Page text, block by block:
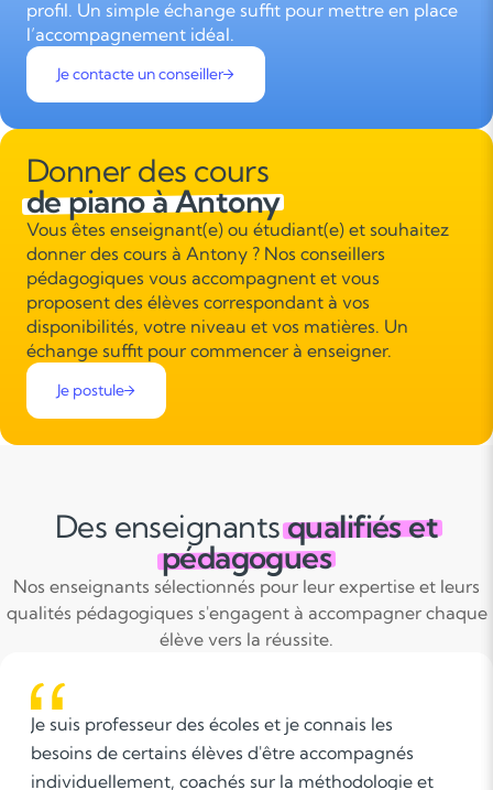
profil. Un simple échange suffit pour mettre en place
l’accompagnement idéal.
Je contacte un conseiller
Donner des cours
de piano à Antony
Vous êtes enseignant(e) ou étudiant(e) et souhaitez
donner des cours à Antony ? Nos conseillers
pédagogiques vous accompagnent et vous
proposent des élèves correspondant à vos
disponibilités, votre niveau et vos matières. Un
échange suffit pour commencer à enseigner.
Je postule
Des enseignantsqualifiés et
pédagogues
Nos enseignants sélectionnés pour leur expertise et leurs
qualités pédagogiques s'engagent à accompagner chaque
élève vers la réussite.
connais les
méthodologie et
Selon moi l'accompagnement
apporter un soutien essentiel
parcours éducatif. Le but